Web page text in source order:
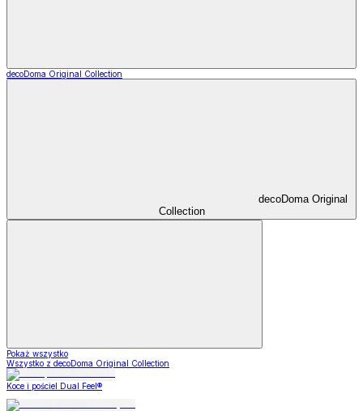
decoDoma Original Collection
decoDoma Original
Collection
Pokaż wszystko
Wszystko z decoDoma Original Collection
Koce i pościel Dual Feel®